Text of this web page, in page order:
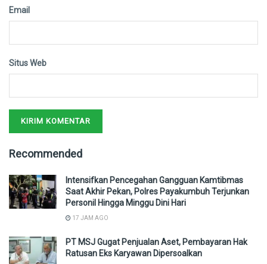
Email
Situs Web
Recommended
Intensifkan Pencegahan Gangguan Kamtibmas
Saat Akhir Pekan, Polres Payakumbuh Terjunkan
Personil Hingga Minggu Dini Hari
17 JAM AGO
PT MSJ Gugat Penjualan Aset, Pembayaran Hak
Ratusan Eks Karyawan Dipersoalkan